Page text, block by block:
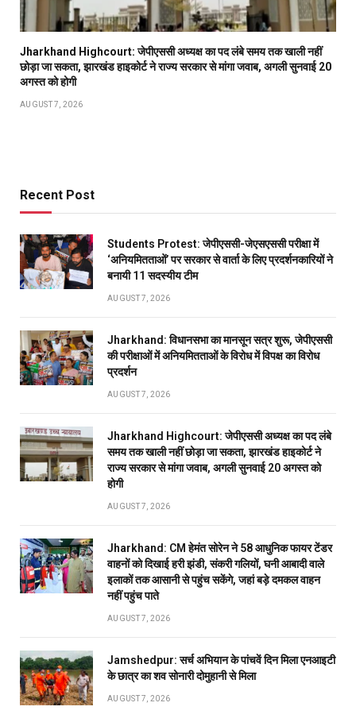
Jharkhand Highcourt: जेपीएससी अध्यक्ष का पद लंबे समय तक खाली नहीं
छोड़ा जा सकता, झारखंड हाइकोर्ट ने राज्य सरकार से मांगा जवाब, अगली सुनवाई 20
अगस्त को होगी
AUGUST 7, 2026
Recent Post
Students Protest: जेपीएससी-जेएसएससी परीक्षा में
‘अनियमितताओं’ पर सरकार से वार्ता के लिए प्रदर्शनकारियों ने
बनायी 11 सदस्यीय टीम
AUGUST 7, 2026
Jharkhand: विधानसभा का मानसून सत्र शुरू, जेपीएससी
की परीक्षाओं में अनियमितताओं के विरोध में विपक्ष का विरोध
प्रदर्शन
AUGUST 7, 2026
Jharkhand Highcourt: जेपीएससी अध्यक्ष का पद लंबे
समय तक खाली नहीं छोड़ा जा सकता, झारखंड हाइकोर्ट ने
राज्य सरकार से मांगा जवाब, अगली सुनवाई 20 अगस्त को
होगी
AUGUST 7, 2026
Jharkhand: CM हेमंत सोरेन ने 58 आधुनिक फायर टेंडर
वाहनों को दिखाई हरी झंडी, संकरी गलियों, घनी आबादी वाले
इलाकों तक आसानी से पहुंच सकेंगे, जहां बड़े दमकल वाहन
नहीं पहुंच पाते
AUGUST 7, 2026
Jamshedpur: सर्च अभियान के पांचवें दिन मिला एनआइटी
के छात्र का शव सोनारी दोमुहानी से मिला
AUGUST 7, 2026